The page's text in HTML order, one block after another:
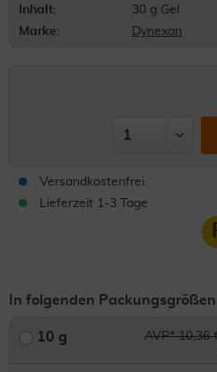
Inhalt:
30 g Gel
Marke:
Dynexan
Versandkostenfrei
Lieferzeit 1-3 Tage
In folgenden
10 g AVP* 10,36